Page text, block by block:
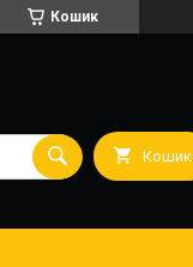
Кошик
Кошик